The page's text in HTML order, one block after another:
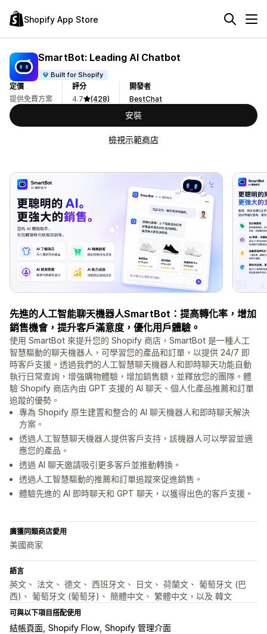
Shopify App Store
SmartBot: Leading AI Chatbot
Built for Shopify
定價
提供免費方案
評分
4.7
(428)
開發者
BestChat
安裝
檢視示範商店
先進的人工智能聊天機器人SmartBot：提高轉化率，增加
銷售機會，提升客戶滿意度，優化用戶體驗。
使用 SmartBot 來提升您的 Shopify 商店，SmartBot 是一種人工
智慧驅動的聊天機器人，可學習您的產品和訂單，以提供 24/7 即
時客戶支援。透過我們的人工智慧聊天機器人和即時聊天功能自動
執行日常查詢，增強購物體驗，增加銷售額，並釋放您的團隊。體
驗 Shopify 商店內由 GPT 支援的 AI 聊天、個人化產品推薦和訂單
追蹤的優勢。
專為 Shopify 原生建置和整合的 AI 聊天機器人和即時聊天解決
方案。
透過人工智慧聊天機器人提供客戶支持，該機器人可以學習並適
應您的產品。
透過 AI 聊天邀請吸引更多客戶並推動轉換。
透過人工智慧驅動的推薦和訂單追蹤來促進銷售。
體驗先進的 AI 即時聊天和 GPT 聊天，以獲得出色的客戶支援。
廣獲同類商店愛用
美國商家
語言
英文、 法文、 德文、 西班牙文、 日文、 荷蘭文、 葡萄牙文 (巴
西)、 葡萄牙文 (葡萄牙)、 簡體中文、 繁體中文，以及 韓文
可與以下項目搭配使用
結帳頁面 Shopify Flow Shopify 管理介面